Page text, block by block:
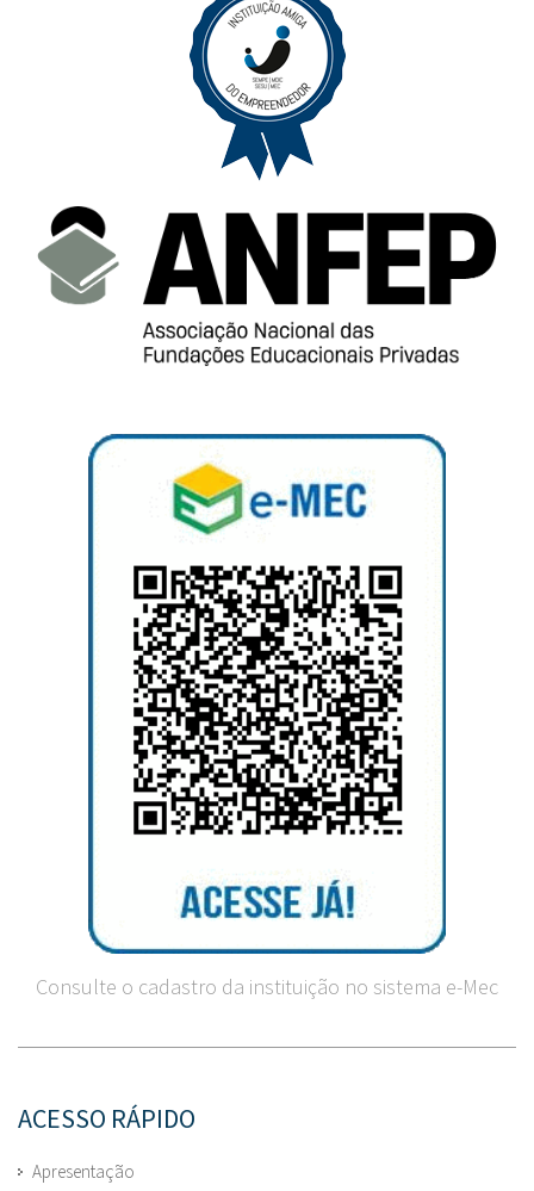
Consulte o cadastro da instituição no sistema e-Mec
ACESSO RÁPIDO
Apresentação